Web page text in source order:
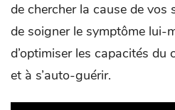
de chercher la cause de vos
de soigner le symptôme lui-
d’optimiser les capacités du
et à s’auto-guérir.